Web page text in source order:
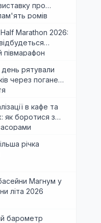
про
ромів
Marathon 2026:
півмарафон
рятували
через погане
в кафе та
як боротися з
річка
Магнум у
літа 2026
барометр